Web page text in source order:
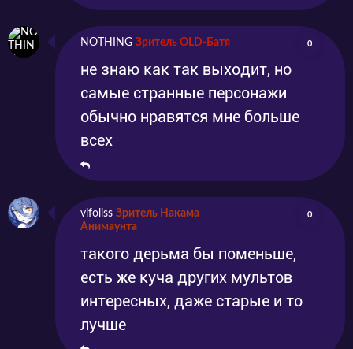
NOTHING Зритель OLD-Батя 0
не знаю как так выходит, но
самые странные персонажи
обычно нравятся мне больше
всех
vifoliss Зритель Накама
Анимаунта
0
такого дерьма бы поменьше,
есть же куча других мультов
интересных, даже старые и то
лучше